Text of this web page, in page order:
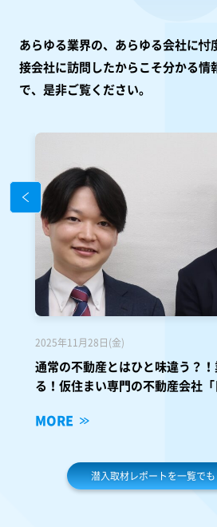
あらゆる業界の、あらゆる会社に忖
接会社に訪問したからこそ分かる情
で、是非ご覧ください。
2025年11月28日(金)
通常の不動産とはひと味違う？
る！仮住まい専門の不動産会社
MORE
潜入取材レポートを一覧でも